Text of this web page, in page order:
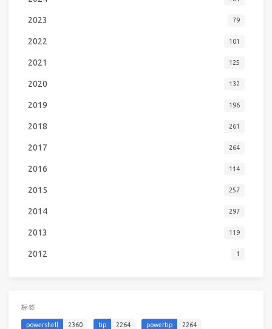
2023 79
2022 101
2021 125
2020 132
2019 196
2018 261
2017 264
2016 114
2015 257
2014 297
2013 119
2012 1
标签
powershell 2360 tip 2264 powertip 2264